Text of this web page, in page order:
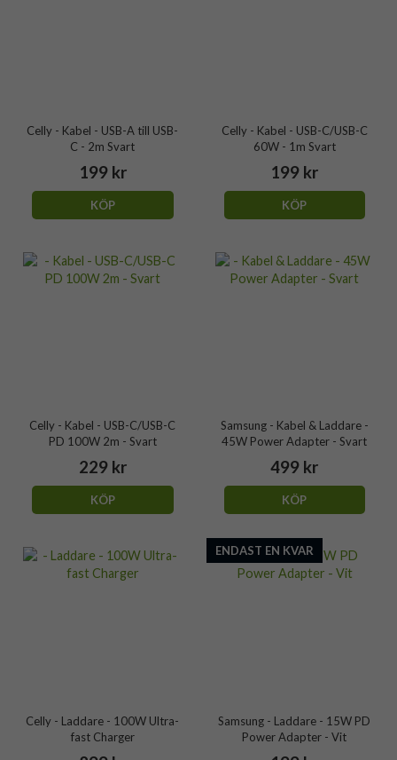
Celly - Kabel - USB-A till USB-
C - 2m Svart
199 kr
KÖP
Celly - Kabel - USB-C/USB-C
60W - 1m Svart
199 kr
KÖP
Celly - Kabel - USB-C/USB-C
PD 100W 2m - Svart
229 kr
KÖP
Samsung - Kabel & Laddare -
45W Power Adapter - Svart
499 kr
KÖP
Celly - Laddare - 100W Ultra-
fast Charger
ENDAST EN KVAR
Samsung - Laddare - 15W PD
Power Adapter - Vit